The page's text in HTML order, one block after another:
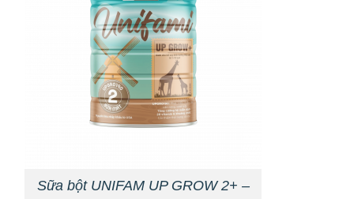
Sữa bột UNIFAM UP GROW 2+ –